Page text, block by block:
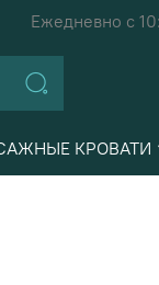
Ежедневно с
КРОВАТИ